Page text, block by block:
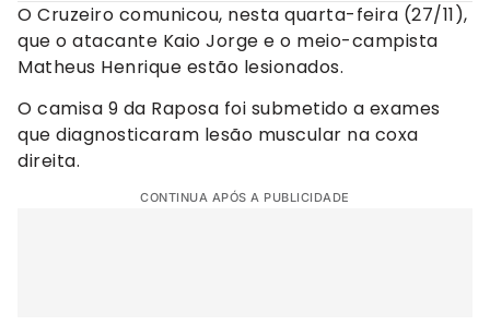
O Cruzeiro comunicou, nesta quarta-feira (27/11),
que o atacante Kaio Jorge e o meio-campista
Matheus Henrique estão lesionados.
O camisa 9 da Raposa foi submetido a exames
que diagnosticaram lesão muscular na coxa
direita.
CONTINUA APÓS A PUBLICIDADE